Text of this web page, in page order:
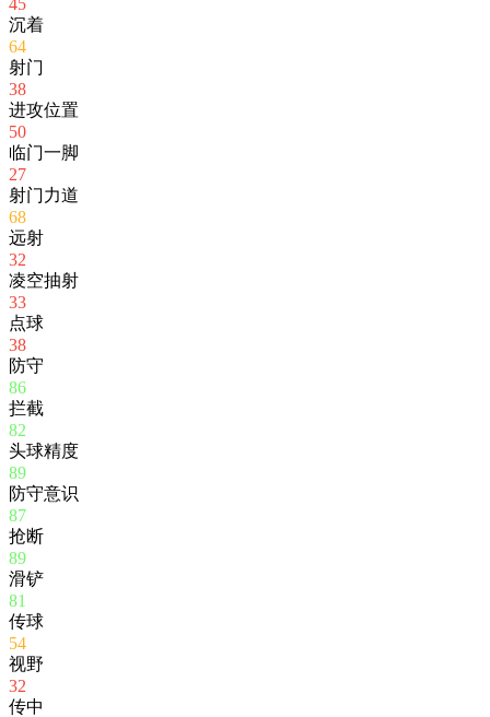
45
沉着
64
射门
38
进攻位置
50
临门一脚
27
射门力道
68
远射
32
凌空抽射
33
点球
38
防守
86
拦截
82
头球精度
89
防守意识
87
抢断
89
滑铲
81
传球
54
视野
32
传中